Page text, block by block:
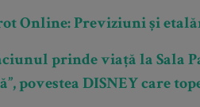
Online: Previziuni și
prinde viață la Sala
povestea DISNEY care